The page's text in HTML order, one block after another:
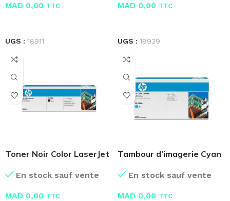
MAD 0,00 TTC
UGS : 18911
MAD 0,00 TTC
UGS : 18939
Toner Noir Color LaserJet
En stock sauf vente
MAD 0,00 TTC
Tambour d’imagerie Cyan
En stock sauf vente
MAD 0,00 TTC